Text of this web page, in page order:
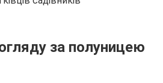
за полуницею